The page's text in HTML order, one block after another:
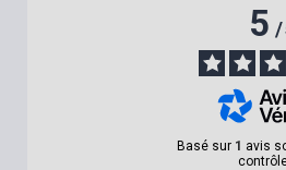
5/
Basé sur 1 avis